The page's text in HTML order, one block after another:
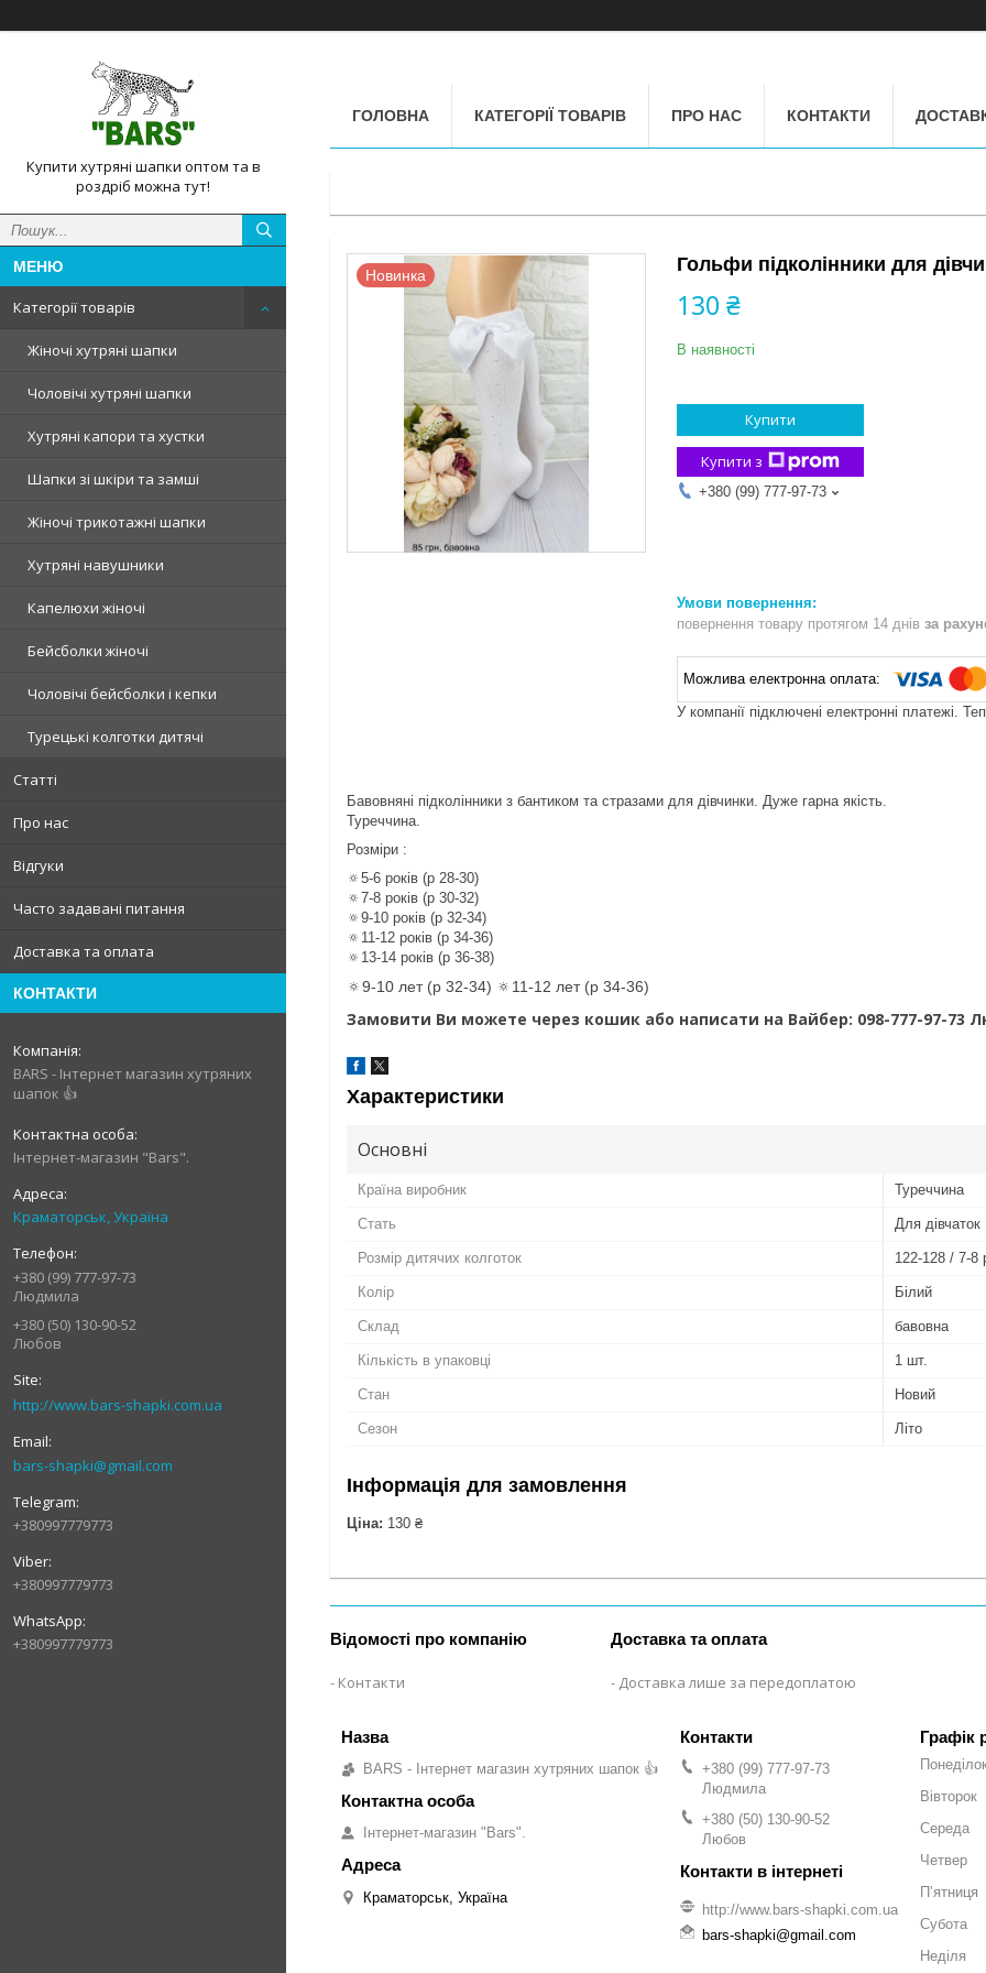
Купити хутряні шапки оптом та в
роздріб можна тут!
Категорії товарів
Жіночі хутряні шапки
Чоловічі хутряні шапки
Хутряні капори та хустки
Шапки зі шкіри та замші
Жіночі трикотажні шапки
Хутряні навушники
Капелюхи жіночі
Бейсболки жіночі
Чоловічі бейсболки і кепки
Турецькі колготки дитячі
Статті
Про нас
Відгуки
Часто задавані питання
Доставка та оплата
КОНТАКТИ
BARS - Інтернет магазин хутряних
шапок 👍
Інтернет-магазин "Bars".
Краматорськ, Україна
+380 (99) 777-97-73
Людмила
+380 (50) 130-90-52
Любов
http://www.bars-shapki.com.ua
bars-shapki@gmail.com
+380997779773
+380997779773
+380997779773
ГОЛОВНА КАТЕГОРІЇ ТОВАРІВ ПРО НАС КОНТАКТИ
Новинка Гольфи підколінники для
130 ₴
В наявності
Купити
Купити з
+380 (99) 777-97-73
повернення товару протягом 14 днів за
У компанії підключені електронні платежі.
Бавовняні підколінники з бантиком та стразами для дівчинки. Дуже гарна якість.
Туреччина.
Розміри :
🔅5-6 років (р 28-30)
🔅7-8 років (р 30-32)
🔅9-10 років (р 32-34)
🔅11-12 років (р 34-36)
🔅13-14 років (р 36-38)
🔅9-10 лет (р 32-34) 🔅11-12 лет (р 34-36)
Замовити Ви можете через кошик або написати на Вайбер: 098-777-97-73
Характеристики
Основні
Країна виробник Туреччина
Стать Для дівчаток
Розмір дитячих колготок 122-128 / 7-8
Колір Білий
Склад бавовна
Кількість в упаковці 1 шт.
Стан Новий
Сезон Літо
Інформація для замовлення
Ціна: 130 ₴
Відомості про компанію
Контакти
Доставка та оплата
Доставка лише за передоплатою
BARS - Інтернет магазин хутряних шапок 👍
Інтернет-магазин "Bars".
Краматорськ, Україна
+380 (99) 777-97-73
Людмила
+380 (50) 130-90-52
Любов
http://www.bars-shapki.com.ua
bars-shapki@gmail.com
Графік
Вівторок
Середа
Четвер
Пʼятниця
Субота
Неділя